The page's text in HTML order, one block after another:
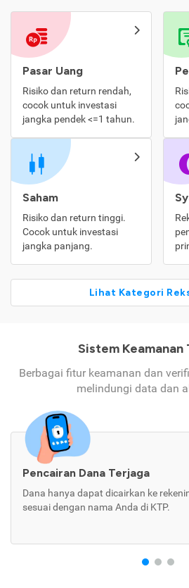
Pasar Uang
Risiko dan return rendah,
cocok untuk investasi
jangka pendek <=1 tahun.
Saham
Risiko dan return tinggi.
Cocok untuk investasi
jangka panjang.
Lihat Kategori
Sistem Keamanan
Berbagai fitur keamanan dan
melindungi data dan
Pencairan Dana Terjaga
Dana hanya dapat dicairkan ke
sesuai dengan nama Anda di KTP.